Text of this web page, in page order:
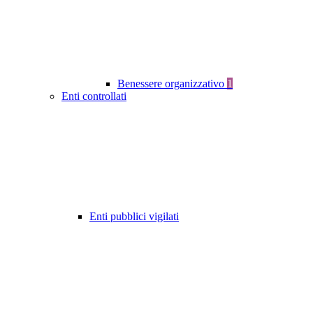
Benessere organizzativo 1
Enti controllati
Enti pubblici vigilati